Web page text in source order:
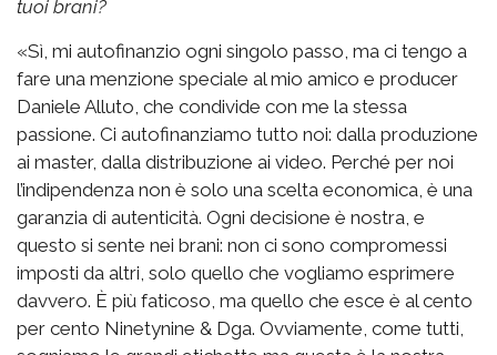
tuoi brani?
«Sì, mi autofinanzio ogni singolo passo, ma ci tengo a
fare una menzione speciale al mio amico e producer
Daniele Alluto, che condivide con me la stessa
passione. Ci autofinanziamo tutto noi: dalla produzione
ai master, dalla distribuzione ai video. Perché per noi
l’indipendenza non è solo una scelta economica, è una
garanzia di autenticità. Ogni decisione è nostra, e
questo si sente nei brani: non ci sono compromessi
imposti da altri, solo quello che vogliamo esprimere
davvero. È più faticoso, ma quello che esce è al cento
per cento Ninetynine & Dga. Ovviamente, come tutti,